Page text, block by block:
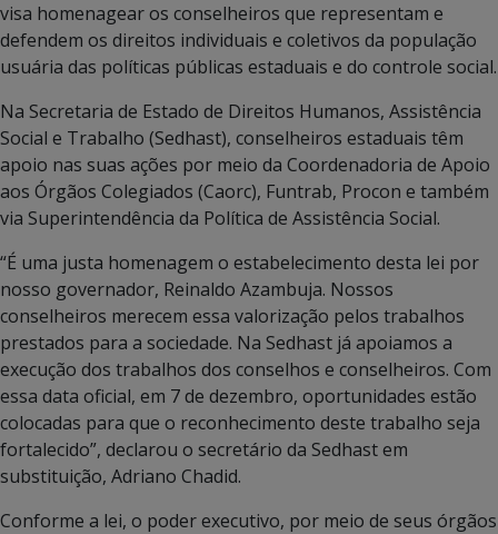
visa homenagear os conselheiros que representam e
defendem os direitos individuais e coletivos da população
usuária das políticas públicas estaduais e do controle social.
Na Secretaria de Estado de Direitos Humanos, Assistência
Social e Trabalho (Sedhast), conselheiros estaduais têm
apoio nas suas ações por meio da Coordenadoria de Apoio
aos Órgãos Colegiados (Caorc), Funtrab, Procon e também
via Superintendência da Política de Assistência Social.
“É uma justa homenagem o estabelecimento desta lei por
nosso governador, Reinaldo Azambuja. Nossos
conselheiros merecem essa valorização pelos trabalhos
prestados para a sociedade. Na Sedhast já apoiamos a
execução dos trabalhos dos conselhos e conselheiros. Com
essa data oficial, em 7 de dezembro, oportunidades estão
colocadas para que o reconhecimento deste trabalho seja
fortalecido”, declarou o secretário da Sedhast em
substituição, Adriano Chadid.
Conforme a lei, o poder executivo, por meio de seus órgãos